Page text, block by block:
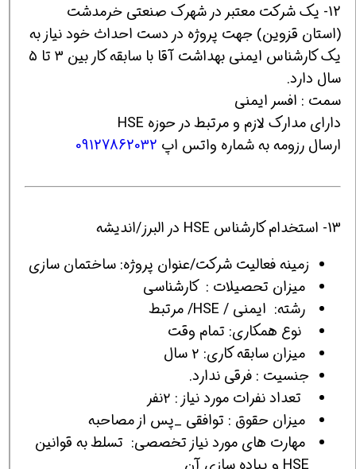
12- یک شرکت معتبر در شهرک صنعتی خرمدشت
(استان قزوین) جهت پروژه در دست احداث خود نیاز به
یک کارشناس ایمنی بهداشت آقا با سابقه کار بین ۳ تا ۵
سال دارد.
سمت : افسر ایمنی
دارای مدارک لازم و مرتبط در حوزه HSE
ارسال رزومه به شماره واتس اپ 09127862032
13- استخدام کارشناس HSE در البرز/اندیشه
زمینه فعالیت شرکت/عنوان پروژه: ساختمان سازی
ميزان تحصیلات : کارشناسی
رشته: ایمنی / HSE/ مرتبط
نوع همکاری: تمام وقت
میزان سابقه کاری: ۲ سال
جنسیت : فرقی ندارد.
تعداد نفرات مورد نیاز : ۲نفر
میزان حقوق : توافقی _پس از مصاحبه
مهارت های مورد نیاز تخصصی: تسلط به قوانین